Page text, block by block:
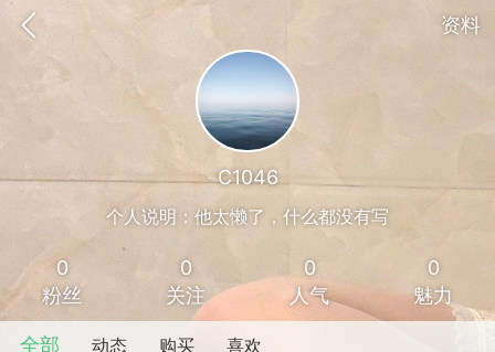
资料
C1046
个人说明：他太懒了，什么都没有写
0
粉丝
0
关注
0
人气
0
魅力
全部 动态 购买 喜欢